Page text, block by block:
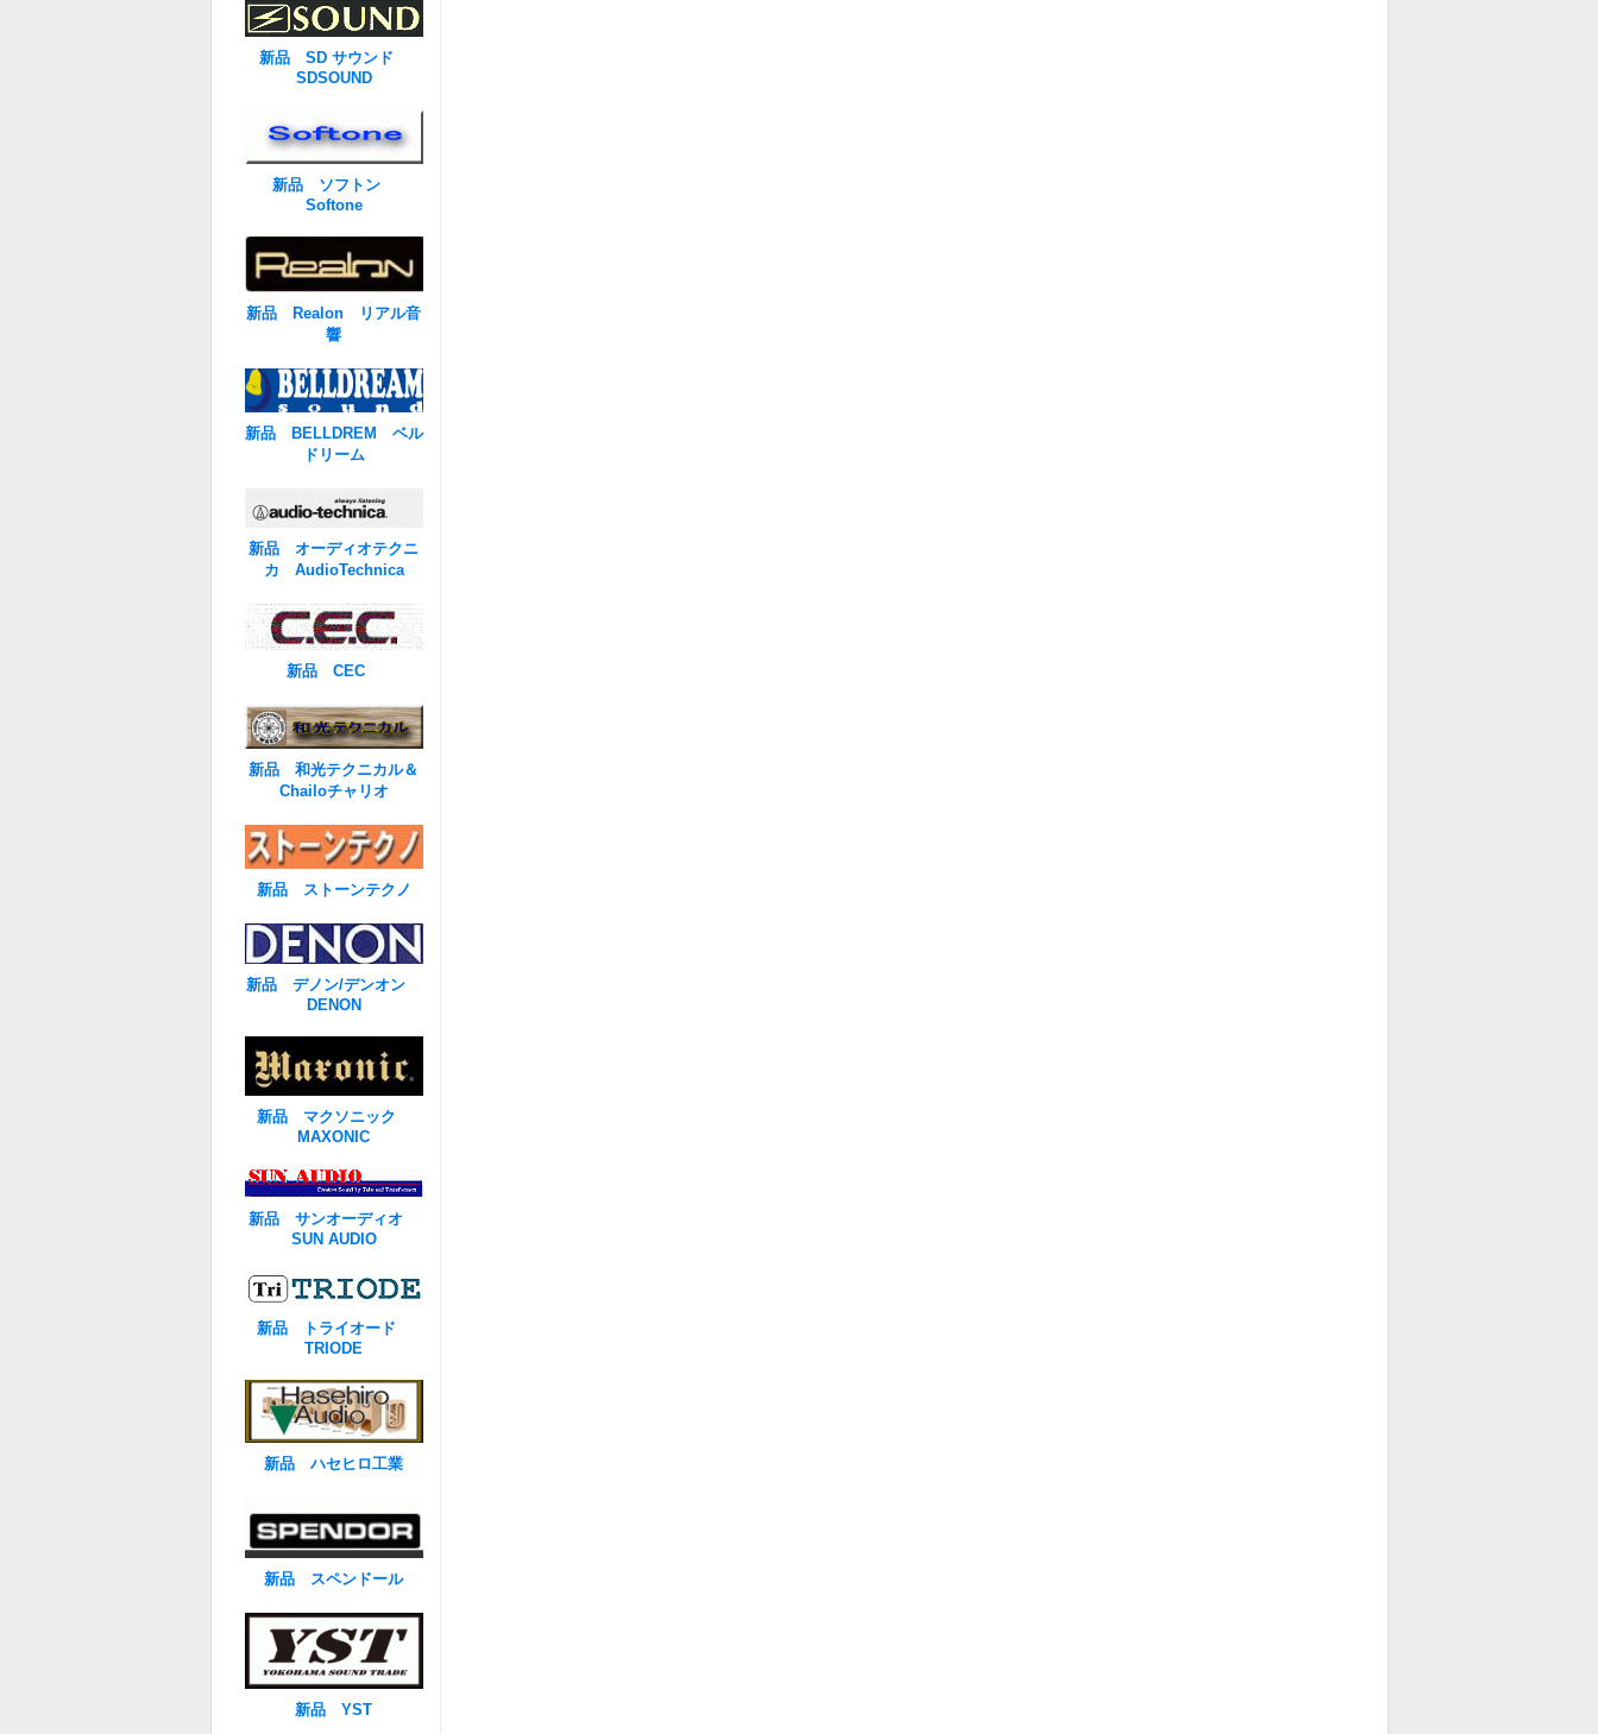
新品 SD サウンド
SDSOUND
新品 ソフトン
Softone
新品 Realon リアル音
響
新品 BELLDREM ベル
ドリーム
新品 オーディオテクニ
カ AudioTechnica
新品 CEC
新品 和光テクニカル＆
Chailoチャリオ
新品 ストーンテクノ
新品 デノン/デンオン
DENON
新品 マクソニック
MAXONIC
新品 サンオーディオ
SUN AUDIO
新品 トライオード
TRIODE
新品 ハセヒロ工業
新品 スペンドール
新品 YST